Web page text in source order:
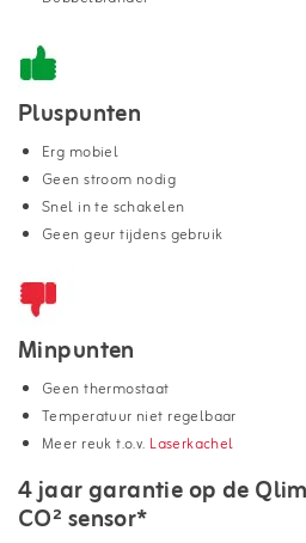
Pluspunten
Erg mobiel
Geen stroom nodig
Snel in te schakelen
Geen geur tijdens gebruik
Minpunten
Geen thermostaat
Temperatuur niet regelbaar
Meer reuk t.o.v. Laserkachel
4 jaar garantie op de
CO² sensor*